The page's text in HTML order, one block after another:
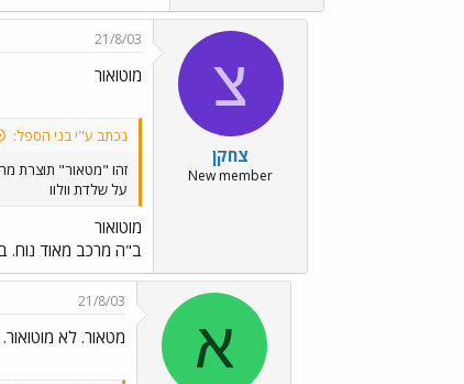
צ
צחקן
New member
21/8/03
מוטואור
נכתב ע"י בני הספל:
זהו "מטאור" תוצרת
על שלדת וולוו
מוטואור
ב"ה מרכב מאוד נוח.
א
21/8/03
מטאור. לא מוטואור.